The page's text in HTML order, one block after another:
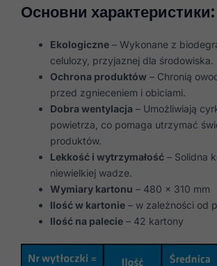
Основни характеристики:
Ekologiczne – Wykonane z
celulozy, przyjaznej dla środowiska.
Ochrona produktów – Chronią
przed zgnieceniem i obiciami.
Dobra wentylacja – Umożliwiają
powietrza, co pomaga utrzymać
produktów.
Lekkość i wytrzymałość – Solidna
niewielkiej wadze.
Wymiary kartonu – 480 x 310 mm
Ilość w kartonie – w zależności od
Ilość na palecie – 42 kartony